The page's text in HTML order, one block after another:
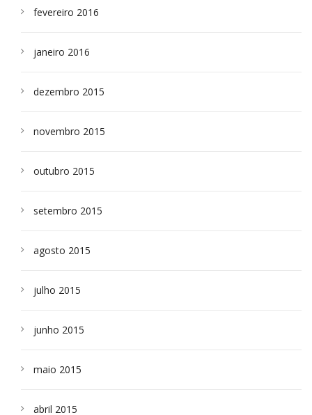
fevereiro 2016
janeiro 2016
dezembro 2015
novembro 2015
outubro 2015
setembro 2015
agosto 2015
julho 2015
junho 2015
maio 2015
abril 2015